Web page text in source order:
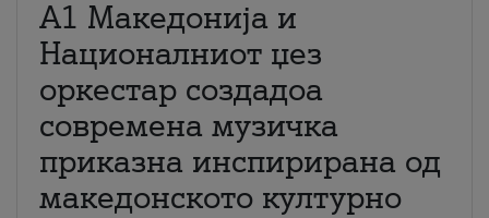
А1 Македонија и
Националниот џез
оркестар создадоа
современа музичка
приказна инспирирана од
македонското културно